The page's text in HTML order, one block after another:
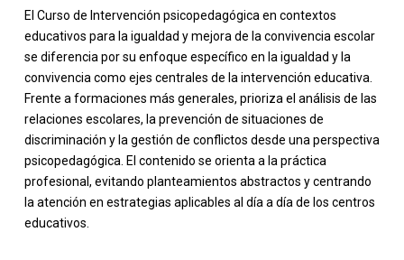
El Curso de Intervención psicopedagógica en contextos
educativos para la igualdad y mejora de la convivencia escolar
se diferencia por su enfoque específico en la igualdad y la
convivencia como ejes centrales de la intervención educativa.
Frente a formaciones más generales, prioriza el análisis de las
relaciones escolares, la prevención de situaciones de
discriminación y la gestión de conflictos desde una perspectiva
psicopedagógica. El contenido se orienta a la práctica
profesional, evitando planteamientos abstractos y centrando
la atención en estrategias aplicables al día a día de los centros
educativos.
-